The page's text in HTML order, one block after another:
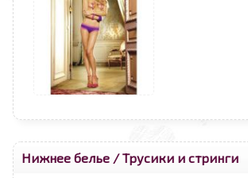
Нижнее белье /Трусики и стринги